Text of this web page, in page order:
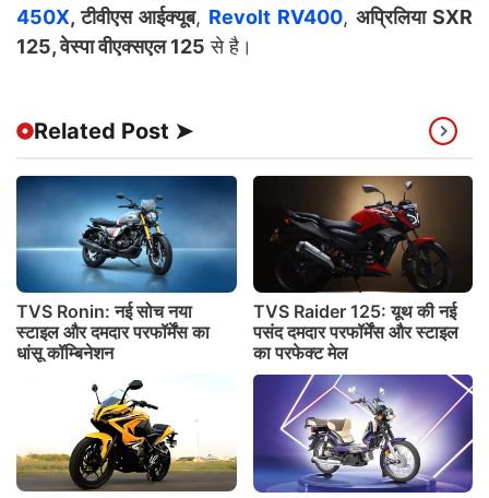
450X, टीवीएस आईक्यूब, Revolt RV400, अप्रिलिया SXR
125, वेस्पा वीएक्सएल 125 से है।
Related Post ➤
TVS Ronin: नई सोच नया
स्टाइल और दमदार परफॉर्मेंस का
धांसू कॉम्बिनेशन
TVS Raider 125: यूथ की नई
पसंद दमदार परफॉर्मेंस और स्टाइल
का परफेक्ट मेल